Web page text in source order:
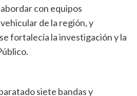
con equipos
de la región, y
fortalecía la investigación y la
siete bandas y